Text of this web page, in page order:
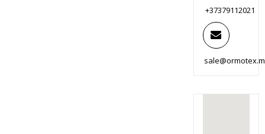
+37379112021